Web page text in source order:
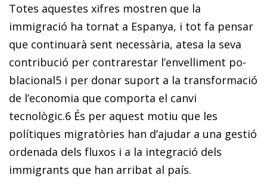
Totes aquestes xifres mostren que la
immigració ha tornat a Espanya, i tot fa pensar
que continuarà sent necessària, atesa la seva
contribució per contrarestar l’envelliment po­­
blacional5 i per donar suport a la transformació
de l’e­­co­­­­­­nomia que comporta el canvi
tecnològic.6 És per aquest motiu que les
polítiques migratòries han d’ajudar a una gestió
ordenada dels fluxos i a la integració dels
immigrants que han arribat al país.